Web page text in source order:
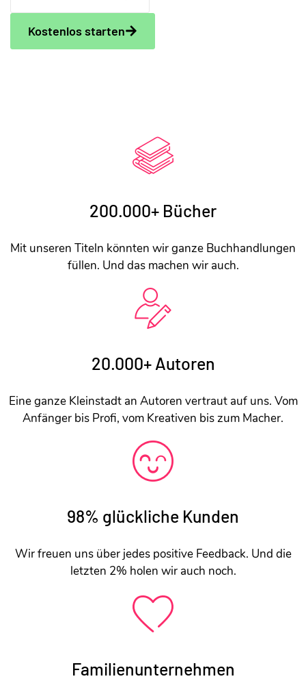
Kostenlos starten
200.000+ Bücher
Mit unseren Titeln könnten wir ganze Buchhandlungen
füllen. Und das machen wir auch.
20.000+ Autoren
Eine ganze Kleinstadt an Autoren vertraut auf uns. Vom
Anfänger bis Profi, vom Kreativen bis zum Macher.
98% glückliche Kunden
Wir freuen uns über jedes positive Feedback. Und die
letzten 2% holen wir auch noch.
Familien­unternehmen